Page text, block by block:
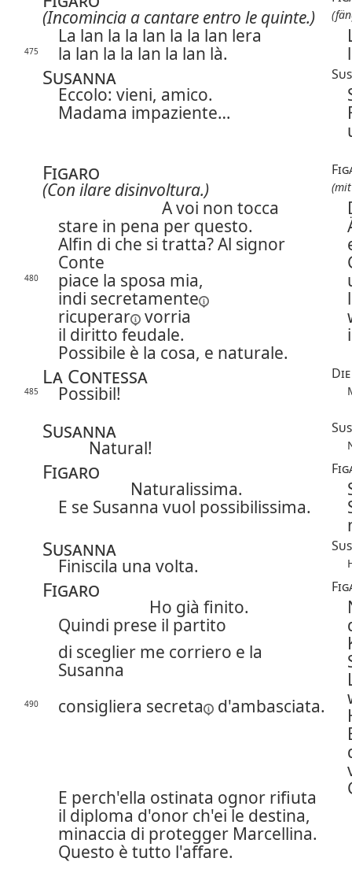
(Incomincia a cantare entro le quinte.)
La lan la la lan la la lan lera
475 la lan la la lan la lan là.
Susanna
Eccolo: vieni, amico.
Madama impaziente…
Figaro
(Con ilare disinvoltura.)
A voi non tocca
stare in pena per questo.
Alfin di che si tratta? Al signor
Conte
480
piace la sposa mia,
indi secretamente
ricuperar
vorria
il diritto feudale.
Possibile è la cosa, e naturale.
La Contessa
485 Possibil!
Susanna
Natural!
Figaro
Naturalissima.
E se Susanna vuol possibilissima.
Susanna
Finiscila una volta.
Figaro
Ho già finito.
Quindi prese il partito
di sceglier me corriero e la
Susanna
490 consigliera secreta d'ambasciata.
E perch'ella ostinata ognor rifiuta
il diploma d'onor ch'ei le destina,
minaccia di protegger Marcellina.
Questo è tutto l'affare.